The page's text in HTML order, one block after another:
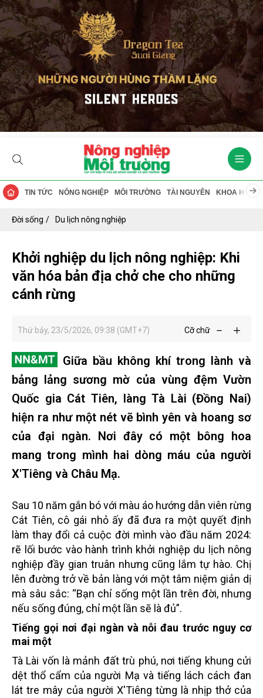
TIN TỨC NÔNG NGHIỆP MÔI TRƯỜNG TÀI NGUYÊN KHOA HỌC
Đời sống Du lịch nông nghiệp
Khởi nghiệp du lịch nông nghiệp: Khi
văn hóa bản địa chở che cho những
cánh rừng
Thứ bảy, 23/5/2026, 09:38 (GMT+7) Cỡ chữ
Giữa bầu không khí trong lành và
bảng lảng sương mờ của vùng đệm Vườn
Quốc gia Cát Tiên, làng Tà Lài (Đồng Nai)
hiện ra như một nét vẽ bình yên và hoang sơ
của đại ngàn. Nơi đây có một bông hoa
mang trong mình hai dòng máu của người
X'Tiêng và Châu Mạ.
Sau 10 năm gắn bó với màu áo hướng dẫn viên rừng
Cát Tiên, cô gái nhỏ ấy đã đưa ra một quyết định
làm thay đổi cả cuộc đời mình vào đầu năm 2024:
rẽ lối bước vào hành trình khởi nghiệp du lịch nông
nghiệp đầy gian truân nhưng cũng lắm tự hào. Chị
lên đường trở về bản làng với một tâm niệm giản dị
mà sâu sắc: “Bạn chỉ sống một lần trên đời, nhưng
nếu sống đúng, chỉ một lần sẽ là đủ”.
Tiếng gọi nơi đại ngàn và nỗi đau trước nguy cơ
mai một
Tà Lài vốn là mảnh đất trù phú, nơi tiếng khung cửi
dệt thổ cẩm của người Mạ và tiếng lách cách đan
lát tre mây của người X'Tiêng từng là nhịp thở của